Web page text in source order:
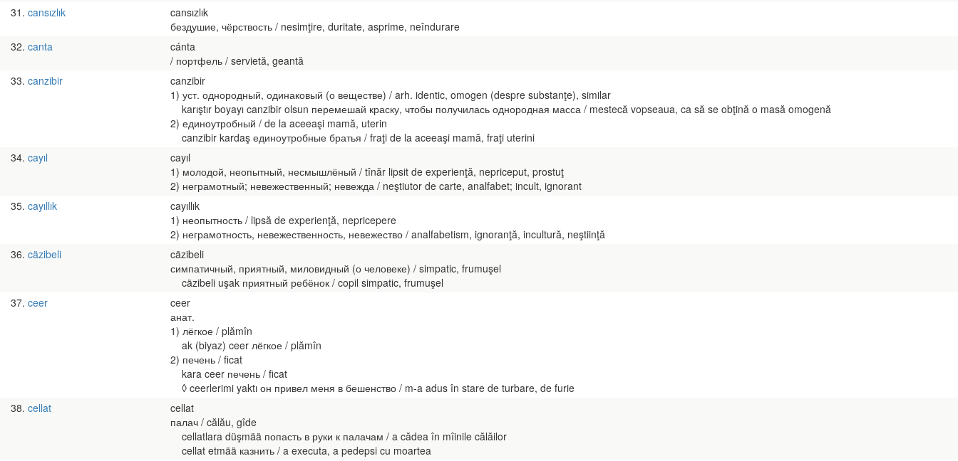
31 cansızlık
cansızlık
бездушие, чёрствость / nesimţire, duritate, asprime, neîndurare
32 canta
cánta
/ портфель / servietă, geantă
33 canzibir
canzibir
1) уст. однородный, одинаковый (о веществе) / arh. identic, omogen (despre substanţe), similar
karıştır boyayı canzibir olsun перемешай краску, чтобы получилась однородная масса / mestecă vopseaua, ca să se obţină o masă omogenă
2) единоутробный / de la aceeaşi mamă, uterin
canzibir kardaş единоутробные братья / fraţi de la aceeaşi mamă, fraţi uterini
34 cayıl
cayıl
1) молодой, неопытный, несмышлёный / tînăr lipsit de experienţă, nepriceput, prostuţ
2) неграмотный; невежественный; невежда / neştiutor de carte, analfabet; incult, ignorant
35 cayıllık
cayıllık
1) неопытность / lipsă de experienţă, nepricepere
2) неграмотность, невежественность, невежество / analfabetism, ignoranţă, incultură, neştiinţă
36 cäzibeli
cäzibeli
симпатичный, приятный, миловидный (о человеке) / simpatic, frumuşel
cäzibeli uşak приятный ребёнок / copil simpatic, frumuşel
37 ceer
ceer
анат.
1) лёгкое / plămîn
ak (biyaz) ceer лёгкое / plămîn
2) печень / ficat
kara ceer печень / ficat
◊ ceerlerimi yaktı он привел меня в бешенство / m-a adus în stare de turbare, de furie
38 cellat
cellat
палач / călău, gîde
cellatlara düşmää попасть в руки к палачам / a cădea în mîinile călăilor
cellat etmää казнить / a executa, a pedepsi cu moartea